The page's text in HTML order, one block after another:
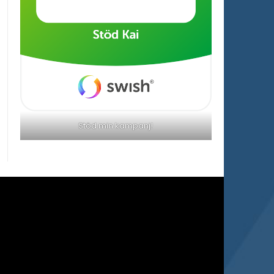
Stöd min kampanj!